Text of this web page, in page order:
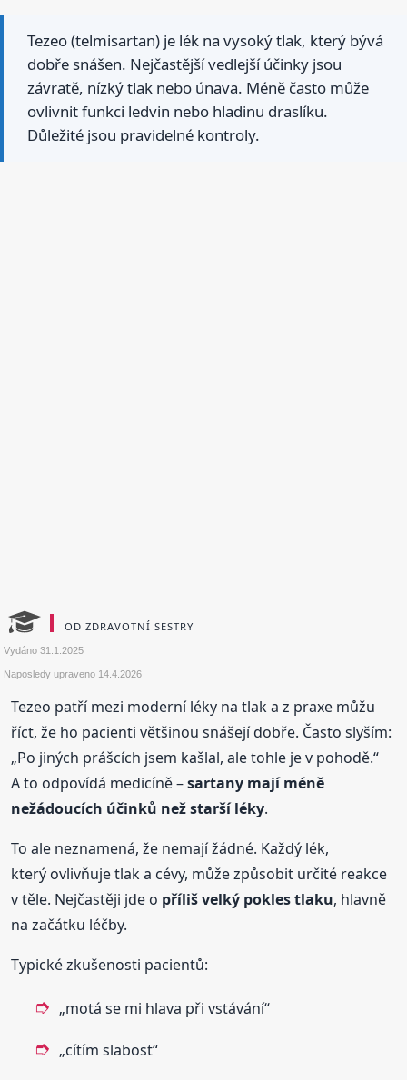
Tezeo (telmisartan) je lék na vysoký tlak, který bývá
dobře snášen. Nejčastější vedlejší účinky jsou
závratě, nízký tlak nebo únava. Méně často může
ovlivnit funkci ledvin nebo hladinu draslíku.
Důležité jsou pravidelné kontroly.
OD ZDRAVOTNÍ SESTRY
Vydáno31.1.2025
Naposledy upraveno 14.4.2026
Tezeo patří mezi moderní léky na tlak a z praxe můžu
říct, že ho pacienti většinou snášejí dobře. Často slyším:
„Po jiných prášcích jsem kašlal, ale tohle je v pohodě.“
A to odpovídá medicíně –sartany mají méně
nežádoucích účinků než starší léky.
To ale neznamená, že nemají žádné. Každý lék,
který ovlivňuje tlak a cévy, může způsobit určité reakce
v těle. Nejčastěji jde o příliš velký pokles tlaku, hlavně
na začátku léčby.
Typické zkušenosti pacientů:
„motá se mi hlava při vstávání“
„cítím slabost“